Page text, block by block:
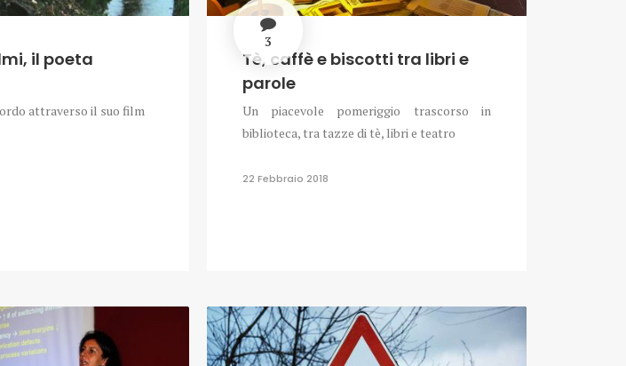
il poeta
attraverso il suo film
3
Tè, caffè e biscotti tra libri e
parole
Un piacevole pomeriggio trascorso in
biblioteca, tra tazze di tè, libri e teatro
22 Febbraio 2018